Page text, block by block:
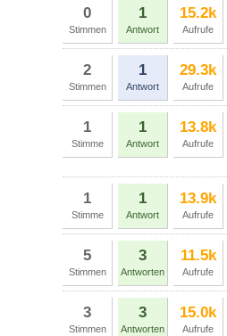
0
Stimmen
1
Antwort
15.2k
Aufrufe
2
Stimmen
1
Antwort
29.3k
Aufrufe
1
Stimme
1
Antwort
13.8k
Aufrufe
1
Stimme
1
Antwort
13.9k
Aufrufe
5
Stimmen
3
Antworten
11.5k
Aufrufe
3
Stimmen
3
Antworten
15.0k
Aufrufe